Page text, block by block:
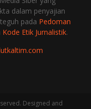
dalam penyajian
pada Pedoman
Kode Etik Jurnalistik.
Designed and